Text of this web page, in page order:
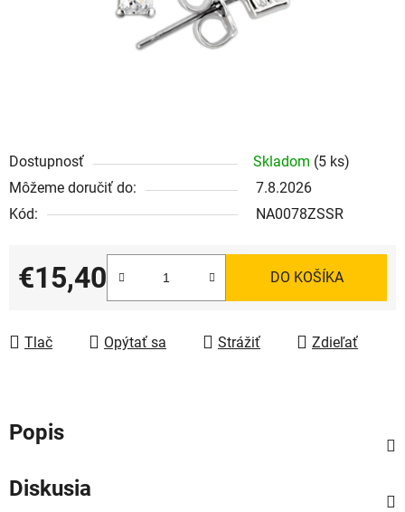
Dostupnosť Skladom (5 ks)
Môžeme doručiť do:
7.8.2026
Kód:
NA0078ZSSR
€15,40
Jednotková cena:
DO KOŠÍKA
Tlač Opýtať sa Strážiť Zdieľať
Popis
Diskusia